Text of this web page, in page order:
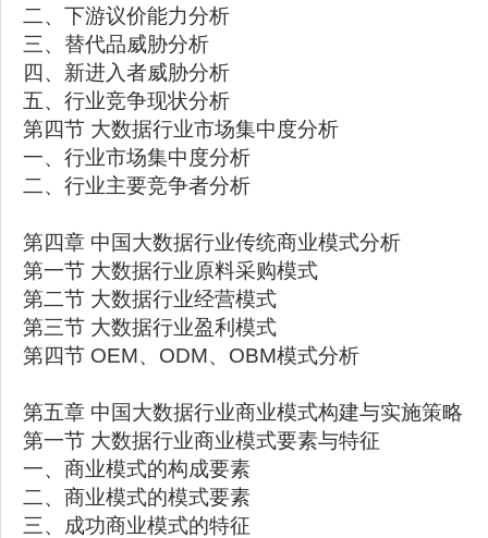
二、下游议价能力分析
三、替代品威胁分析
四、新进入者威胁分析
五、行业竞争现状分析
第四节 大数据行业市场集中度分析
一、行业市场集中度分析
二、行业主要竞争者分析
第四章 中国大数据行业传统商业模式分析
第一节 大数据行业原料采购模式
第二节 大数据行业经营模式
第三节 大数据行业盈利模式
第四节 OEM、ODM、OBM模式分析
第五章 中国大数据行业商业模式构建与实施策略
第一节 大数据行业商业模式要素与特征
一、商业模式的构成要素
二、商业模式的模式要素
三、成功商业模式的特征